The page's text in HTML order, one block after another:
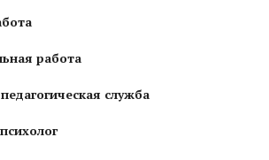
работа
служба